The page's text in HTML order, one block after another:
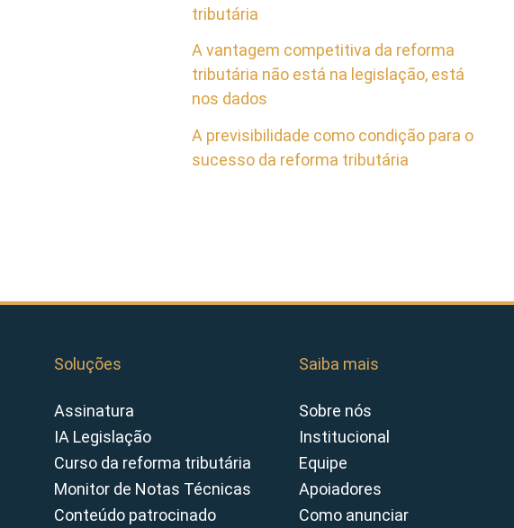
tributária
A vantagem competitiva da reforma
tributária não está na legislação, está
nos dados
A previsibilidade como condição para o
sucesso da reforma tributária
Soluções
Assinatura
IA Legislação
Curso da reforma tributária
Monitor de Notas Técnicas
Conteúdo patrocinado
Saiba mais
Sobre nós
Institucional
Equipe
Apoiadores
Como anunciar